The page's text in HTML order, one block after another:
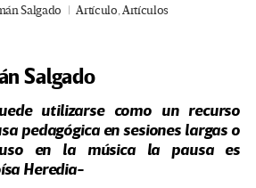
Salgado Artículo,Artículos
Salgado
utilizarse como un recurso
pedagógica en sesiones largas o
en la música la pausa es
Heredia-